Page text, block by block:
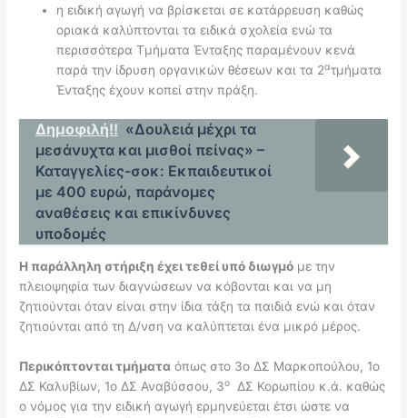
η ειδική αγωγή να βρίσκεται σε κατάρρευση καθώς
οριακά καλύπτονται τα ειδικά σχολεία ενώ τα
περισσότερα Τμήματα Ένταξης παραμένουν κενά
παρά την ίδρυση οργανικών θέσεων και τα 2ατμήματα
Ένταξης έχουν κοπεί στην πράξη.
Δημοφιλή!! «Δουλειά μέχρι τα
μεσάνυχτα και μισθοί πείνας» –
Καταγγελίες-σοκ: Εκπαιδευτικοί
με 400 ευρώ, παράνομες
αναθέσεις και επικίνδυνες
υποδομές
Η παράλληλη στήριξη έχει τεθεί υπό διωγμό με την
πλειοψηφία των διαγνώσεων να κόβονται και να μη
ζητιούνται όταν είναι στην ίδια τάξη τα παιδιά ενώ και όταν
ζητιούνται από τη Δ/νση να καλύπτεται ένα μικρό μέρος.
Περικόπτονται τμήματα όπως στο 3ο ΔΣ Μαρκοπούλου, 1ο
ΔΣ Καλυβίων, 1ο ΔΣ Αναβύσσου, 3ο
ΔΣ Κορωπίου κ.ά. καθώς
ο νόμος για την ειδική αγωγή ερμηνεύεται έτσι ώστε να